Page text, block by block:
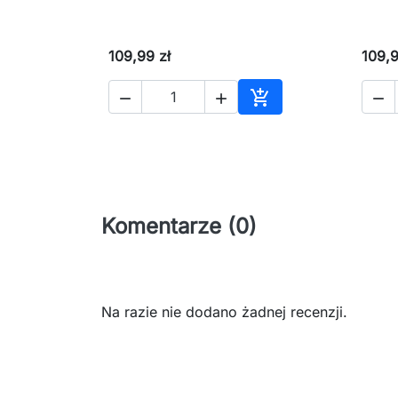
109,99 zł
  
Dodaj do koszyka

Komentarze (0)
Na razie nie dodano żadnej recenzji.